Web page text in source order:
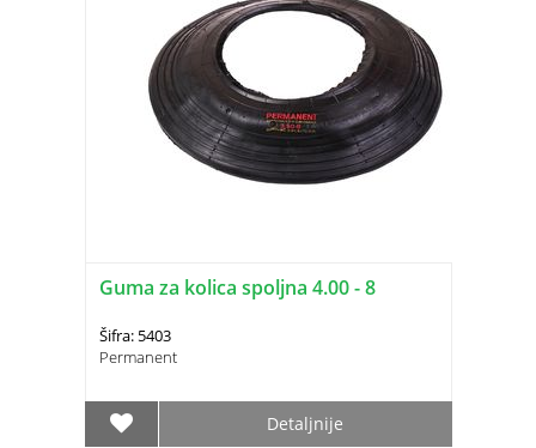
Guma za kolica spoljna 4.00 - 8
Šifra: 5403
Permanent
Detaljnije